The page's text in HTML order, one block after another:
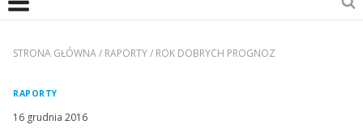
STRONA GŁÓWNA/ RAPORTY/ ROK DOBRYCH PROGNOZ
RAPORTY
16 grudnia 2016